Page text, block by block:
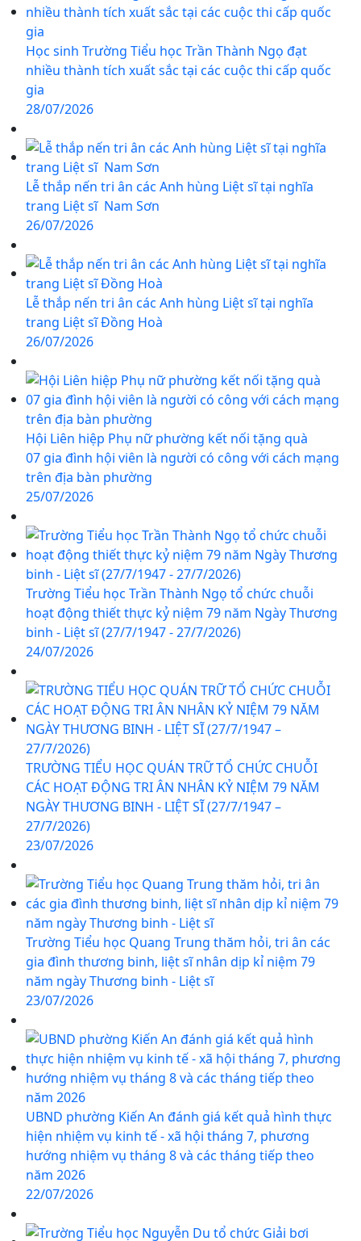
Học sinh Trường Tiểu học Trần Thành Ngọ đạt
nhiều thành tích xuất sắc tại các cuộc thi cấp quốc
gia
28/07/2026
Lễ thắp nến tri ân các Anh hùng Liệt sĩ tại nghĩa
trang Liệt sĩ Nam Sơn
26/07/2026
Lễ thắp nến tri ân các Anh hùng Liệt sĩ tại nghĩa
trang Liệt sĩ Đồng Hoà
26/07/2026
Hội Liên hiệp Phụ nữ phường kết nối tặng quà
07 gia đình hội viên là người có công với cách mạng
trên địa bàn phường
25/07/2026
Trường Tiểu học Trần Thành Ngọ tổ chức chuỗi
hoạt động thiết thực kỷ niệm 79 năm Ngày Thương
binh - Liệt sĩ (27/7/1947 - 27/7/2026)
24/07/2026
TRƯỜNG TIỂU HỌC QUÁN TRỮ TỔ CHỨC CHUỖI
CÁC HOẠT ĐỘNG TRI ÂN NHÂN KỶ NIỆM 79 NĂM
NGÀY THƯƠNG BINH - LIỆT SĨ (27/7/1947 –
27/7/2026)
23/07/2026
Trường Tiểu học Quang Trung thăm hỏi, tri ân các
gia đình thương binh, liệt sĩ nhân dịp kỉ niệm 79
năm ngày Thương binh - Liệt sĩ
23/07/2026
UBND phường Kiến An đánh giá kết quả hình thực
hiện nhiệm vụ kinh tế - xã hội tháng 7, phương
hướng nhiệm vụ tháng 8 và các tháng tiếp theo
năm 2026
22/07/2026